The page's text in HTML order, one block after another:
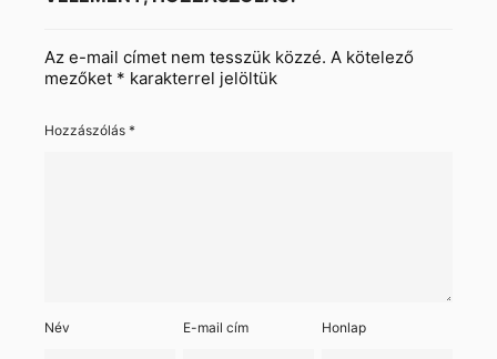
Az e-mail címet nem tesszük közzé. A kötelező
mezőket * karakterrel jelöltük
Hozzászólás *
Név E-mail cím Honlap